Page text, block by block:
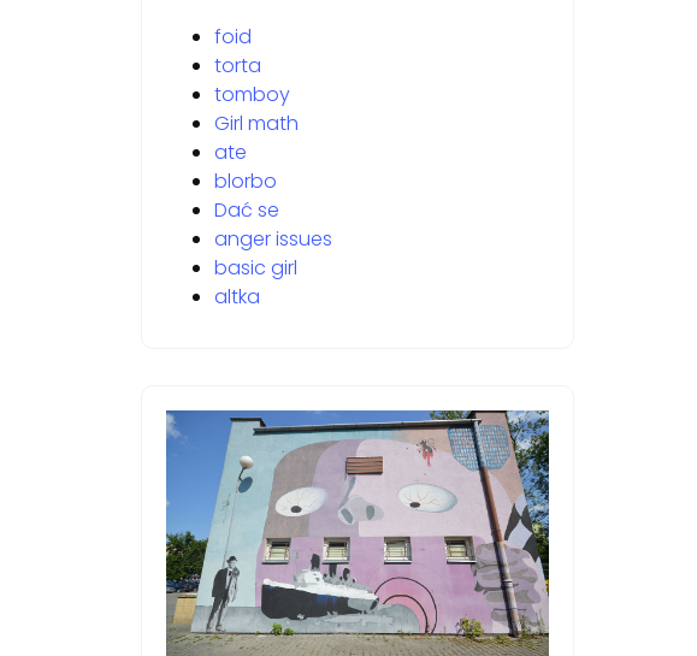
foid
torta
tomboy
Girl math
ate
blorbo
Dać se
anger issues
basic girl
altka